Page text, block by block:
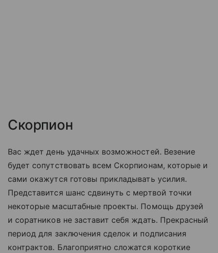
Скорпион
Вас ждет день удачных возможностей. Везение
будет сопутствовать всем Скорпионам, которые и
сами окажутся готовы прикладывать усилия.
Представится шанс сдвинуть с мертвой точки
некоторые масштабные проекты. Помощь друзей
и соратников не заставит себя ждать. Прекрасный
период для заключения сделок и подписания
контрактов. Благоприятно сложатся короткие